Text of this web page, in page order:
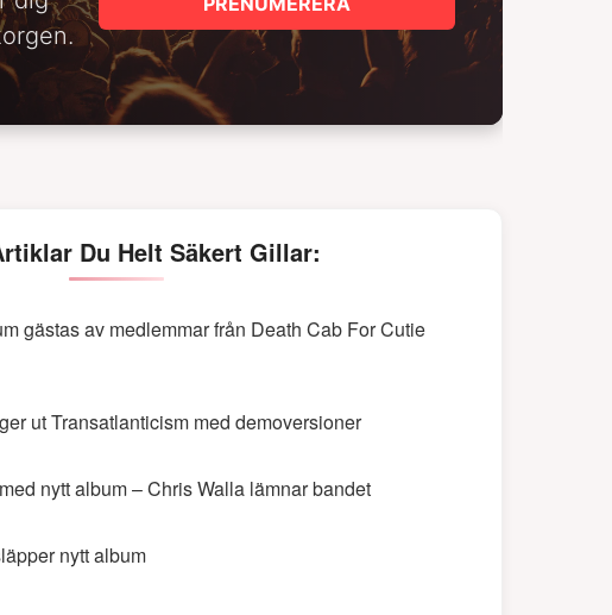
Du Helt Säkert Gillar:
gästas av medlemmar från Death Cab For Cutie
ut Transatlanticism med demoversioner
nytt album – Chris Walla lämnar bandet
nytt album